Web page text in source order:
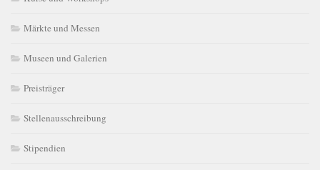
Märkte und Messen
Museen und Galerien
Preisträger
Stellenausschreibung
Stipendien